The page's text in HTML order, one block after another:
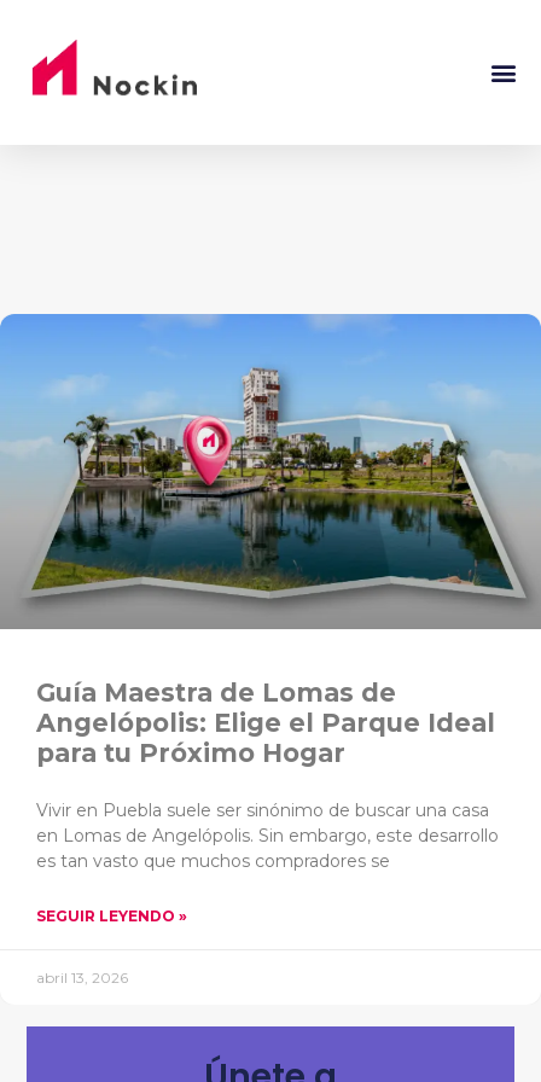
Guía Maestra de Lomas de
Angelópolis: Elige el Parque Ideal
para tu Próximo Hogar
Vivir en Puebla suele ser sinónimo de buscar una casa
en Lomas de Angelópolis. Sin embargo, este desarrollo
es tan vasto que muchos compradores se
SEGUIR LEYENDO »
abril 13, 2026